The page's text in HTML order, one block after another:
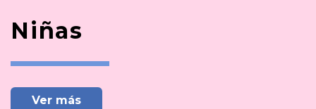
Niñas
Ver más